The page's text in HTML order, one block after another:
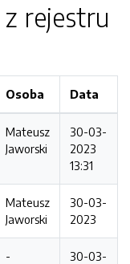
rejestru
Osoba Data
Mateusz
Jaworski
30-03-
2023
13:31
Mateusz
Jaworski
30-03-
2023
-
30-03-